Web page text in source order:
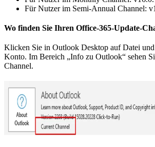
Für Nutzer im Semi-Annual Channel:
Wo finden Sie Ihren Office-365-Update-
Klicken Sie in Outlook Desktop auf Datei
Konto. Im Bereich „Info zu Outlook“ sehen
Channel.